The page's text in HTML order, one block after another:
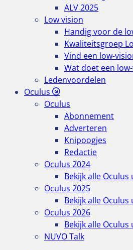
ALV 2025
Low vision
Handig voor de
Kwaliteitsgroep
Vind een low-
Wat doet een
Ledenvoordelen
Oculus
Oculus
Abonnement
Adverteren
Knipoogjes
Redactie
Oculus 2024
Bekijk alle Oculus
Oculus 2025
Bekijk alle Oculus
Oculus 2026
Bekijk alle Oculus
NUVO Talk